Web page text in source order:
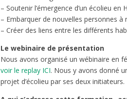
– Soutenir l’émergence d’un écolieu en
– Embarquer de nouvelles personnes
– Créer des liens entre les différents
Le webinaire de présentation
Nous avons organisé un wébinaire en
voir le replay ICI. Nous y avons donné
projet d’écolieu par ses deux